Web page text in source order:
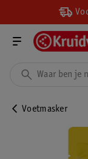
Voetmasker